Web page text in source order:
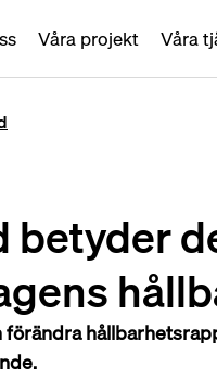
Våra projekt Våra
betyder
förändra